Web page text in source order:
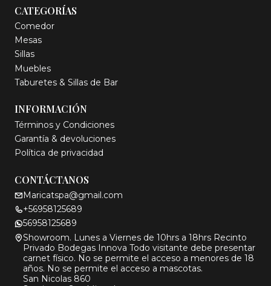
CATEGORÍAS
Comedor
Mesas
Sillas
Muebles
Taburetes & Sillas de Bar
INFORMACIÓN
Términos y Condiciones
Garantía & devoluciones
Política de privacidad
CONTÁCTANOS
Maricatspa@gmail.com
+56958125689
56958125689
Showroom. Lunes a Viernes de 10hrs a 18hrs Recinto
Privado Bodegas Innova Todo visitante debe presentar
carnet físico. No se permite el acceso a menores de 18
años. No se permite el acceso a mascotas.
San Nicolas 860